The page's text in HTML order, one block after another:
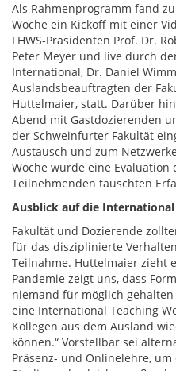
Als Rahmenprogramm fand
Woche ein Kickoff mit einer
FHWS-Präsidenten Prof. Dr.
Peter Meyer und live durch
International, Dr. Daniel
Auslandsbeauftragten der
Huttelmaier, statt. Darüber
Abend mit Gastdozierenden
der Schweinfurter Fakultät
Austausch und zum
Woche wurde eine
Teilnehmenden tauschten
Ausblick auf die International
Fakultät und Dozierende
für das disziplinierte
Teilnahme. Huttelmaier zieht
Pandemie zeigt uns, dass
niemand für möglich
eine International Teaching
Kollegen aus dem Ausland
können.“ Vorstellbar sei
Präsenz- und Onlinelehre,